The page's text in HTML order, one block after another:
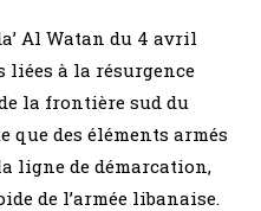
Al Watan du 4 avril
liées à la résurgence
la frontière sud du
que des éléments armés
ligne de démarcation,
de l’armée libanaise.